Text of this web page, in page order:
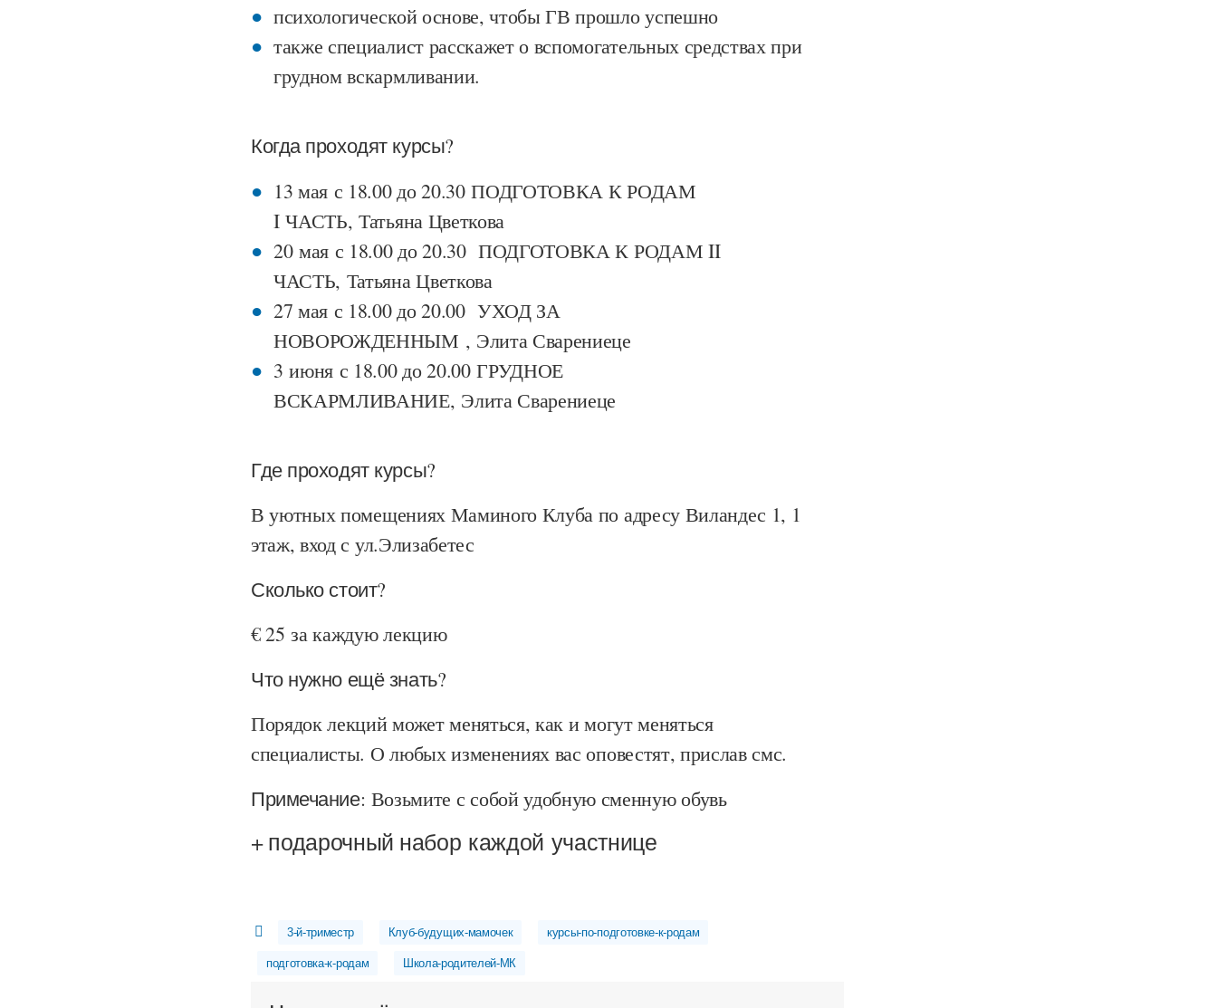
психологической основе, чтобы ГВ прошло успешно
также специалист расскажет о вспомогательных средствах при
грудном вскармливании.
Когда проходят курсы?
13 мая с 18.00 до 20.30 ПОДГОТОВКА К РОДАМ
I ЧАСТЬ, Татьяна Цветкова
20 мая с 18.00 до 20.30 ПОДГОТОВКА К РОДАМ II
ЧАСТЬ, Татьяна Цветкова
27 мая с 18.00 до 20.00 УХОД ЗА
НОВОРОЖДЕННЫМ , Элита Сварениеце
3 июня с 18.00 до 20.00 ГРУДНОЕ
ВСКАРМЛИВАНИЕ, Элита Сварениеце
Где проходят курсы?
В уютных помещениях Маминого Клуба по адресу Виландес 1, 1
этаж, вход с ул.Элизабетес
Сколько стоит?
€ 25 за каждую лекцию
Что нужно ещё знать?
Порядок лекций может меняться, как и могут меняться
специалисты. О любых изменениях вас оповестят, прислав смс.
Примечание: Возьмите с собой удобную сменную обувь
+ подарочный набор каждой участнице
3-й-триместр Клуб-будущих-мамочек курсы-по-подготовке-к-родам
подготовка-к-родам Школа-родителей-МК